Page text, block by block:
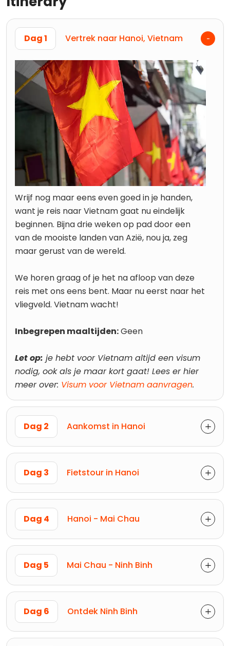
Dag 1 Vertrek naar Hanoi, Vietnam
Wrijf nog maar eens even goed in je handen,
want je reis naar Vietnam gaat nu eindelijk
beginnen. Bijna drie weken op pad door een
van de mooiste landen van Azië, nou ja, zeg
maar gerust van de wereld.
We horen graag of je het na afloop van deze
reis met ons eens bent. Maar nu eerst naar het
vliegveld. Vietnam wacht!
Inbegrepen maaltijden:Geen
Let op: je hebt voor Vietnam altijd een visum
nodig, ook als je maar kort gaat! Lees er hier
meer over: Visum voor Vietnam aanvragen.
Dag 2 Aankomst in Hanoi
Dag 3 Fietstour in Hanoi
Dag 4 Hanoi - Mai Chau
Dag 5 Mai Chau - Ninh Binh
Dag 6 Ontdek Ninh Binh